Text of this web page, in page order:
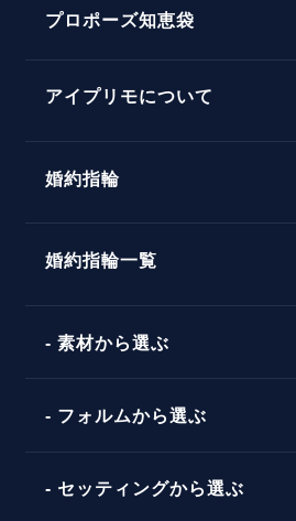
プロポーズアイテム
パーフェクトプロポーズリング
婚約指輪マッチング診断
プロポーズ知恵袋
ダイヤモンドの品質とは？
タイミング
アイプリモについて
婚約指輪
婚約指輪一覧
素材から選ぶ
フォルムから選ぶ
ストレートライン
セッティングから選ぶ